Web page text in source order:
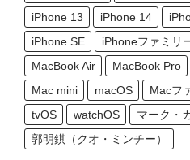
iPhone 13
iPhone 14
iPhone SE
iPhoneファミリ
MacBook Air
MacBook Pro
Mac mini
macOS Macフ
tvOS
watchOS
マーク・
郭明錤（クオ・ミンチー）